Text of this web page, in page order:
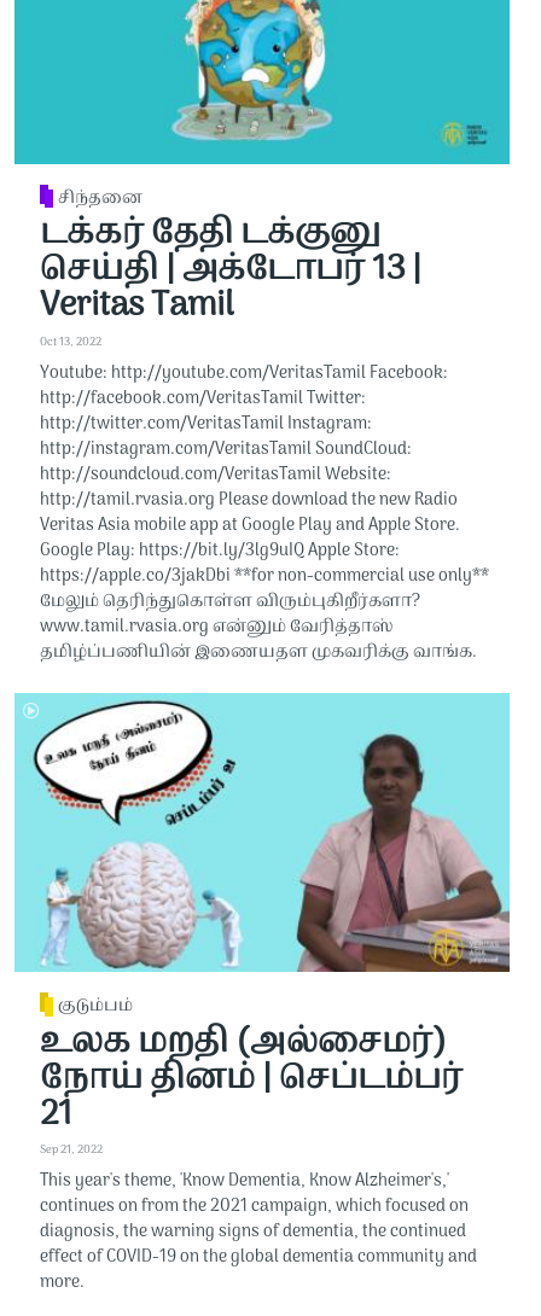
சிந்தனை
டக்கர் தேதி டக்குனு
செய்தி | அக்டோபர் 13 |
Veritas Tamil
Oct 13, 2022
Youtube: http://youtube.com/VeritasTamil​​ Facebook:
http://facebook.com/VeritasTamil​​ Twitter:
http://twitter.com/VeritasTamil​​ Instagram:
http://instagram.com/VeritasTamil​​ SoundCloud:
http://soundcloud.com/VeritasTamil​​ Website:
http://tamil.rvasia.org Please download the new Radio
Veritas Asia mobile app at Google Play and Apple Store.
Google Play: https://bit.ly/3lg9uIQ Apple Store:
https://apple.co/3jakDbi​​ **for non-commercial use only**
மேலும் தெரிந்துகொள்ள விரும்புகிறீர்களா?
www.tamil.rvasia.org என்னும் வேரித்தாஸ்
தமிழ்ப்பணியின் இணையதள முகவரிக்கு வாங்க.
குடும்பம்
உலக மறதி (அல்சைமர்)
நோய் தினம் | செப்டம்பர்
21
Sep 21, 2022
This year's theme, 'Know Dementia, Know Alzheimer's,'
continues on from the 2021 campaign, which focused on
diagnosis, the warning signs of dementia, the continued
effect of COVID-19 on the global dementia community and
more.